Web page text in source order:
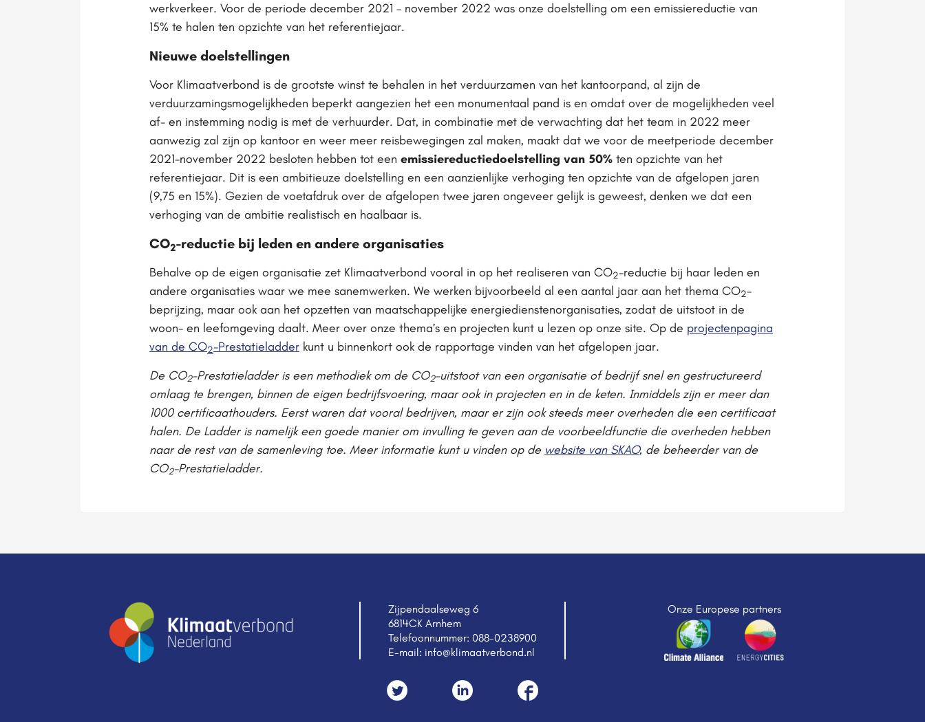
werkverkeer. Voor de periode december 2021 – november 2022 was onze doelstelling om een emissiereductie van
15% te halen ten opzichte van het referentiejaar.
Nieuwe doelstellingen
Voor Klimaatverbond is de grootste winst te behalen in het verduurzamen van het kantoorpand, al zijn de
verduurzamingsmogelijkheden beperkt aangezien het een monumentaal pand is en omdat over de mogelijkheden veel
af- en instemming nodig is met de verhuurder. Dat, in combinatie met de verwachting dat het team in 2022 meer
aanwezig zal zijn op kantoor en weer meer reisbewegingen zal maken, maakt dat we voor de meetperiode december
2021-november 2022 besloten hebben tot een emissiereductiedoelstelling van 50% ten opzichte van het
referentiejaar. Dit is een ambitieuze doelstelling en een aanzienlijke verhoging ten opzichte van de afgelopen jaren
(9,75 en 15%). Gezien de voetafdruk over de afgelopen twee jaren ongeveer gelijk is geweest, denken we dat een
verhoging van de ambitie realistisch en haalbaar is.
CO2-reductie bij leden en andere organisaties
Behalve op de eigen organisatie zet Klimaatverbond vooral in op het realiseren van CO2-reductie bij haar leden en
andere organisaties waar we mee sanemwerken. We werken bijvoorbeeld al een aantal jaar aan het thema CO2-
beprijzing, maar ook aan het opzetten van maatschappelijke energiedienstenorganisaties, zodat de uitstoot in de
woon- en leefomgeving daalt. Meer over onze thema’s en projecten kunt u lezen op onze site. Op de projectenpagina
van de CO2-Prestatieladder kunt u binnenkort ook de rapportage vinden van het afgelopen jaar.
De CO2-Prestatieladder is een methodiek om de CO2-uitstoot van een organisatie of bedrijf snel en gestructureerd
omlaag te brengen, binnen de eigen bedrijfsvoering, maar ook in projecten en in de keten. Inmiddels zijn er meer dan
1000 certificaathouders. Eerst waren dat vooral bedrijven, maar er zijn ook steeds meer overheden die een certificaat
halen. De Ladder is namelijk een goede manier om invulling te geven aan de voorbeeldfunctie die overheden hebben
naar de rest van de samenleving toe. Meer informatie kunt u vinden op de website van SKAO, de beheerder van de
CO2-Prestatieladder.
Zijpendaalseweg 6
6814CK Arnhem
Telefoonnummer: 088-0238900
E-mail: info@klimaatverbond.nl
Onze Europese partners